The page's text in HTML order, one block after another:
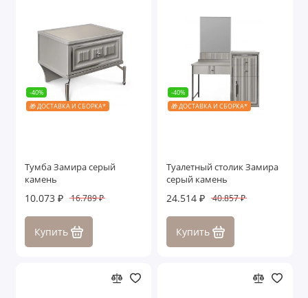
-40%
🎁 ДОСТАВКА И СБОРКА*
Тумба Замира серый
камень
10.073 ₽ 16.789 ₽
Купить
-40%
🎁 ДОСТАВКА И СБОРКА*
Туалетный столик Замира
серый камень
24.514 ₽ 40.857 ₽
Купить